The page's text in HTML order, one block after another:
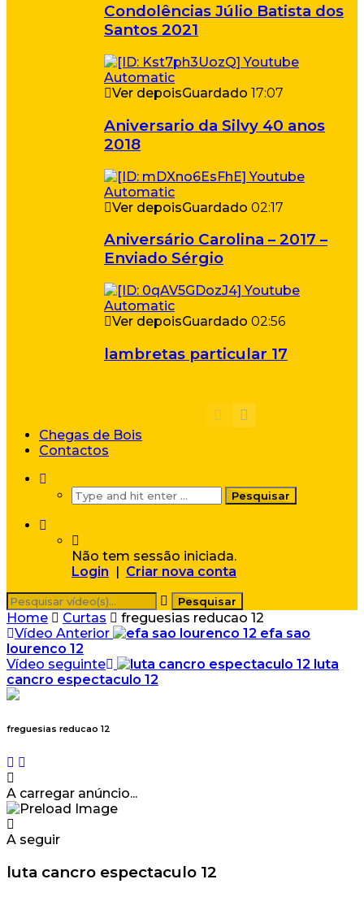
Condolências Júlio Batista dos
Santos 2021
Ver depoisGuardado 17:07
Aniversario da Silvy 40 anos
2018
Ver depoisGuardado 02:17
Aniversário Carolina – 2017 –
Enviado Sérgio
Ver depoisGuardado 02:56
lambretas particular 17
Chegas de Bois
Contactos
Não tem sessão iniciada.
Login
Criar nova conta
Home Curtas
freguesias reducao 12
Vídeo Anterior
efa sao
lourenco 12
Vídeo seguinte
luta
cancro espectaculo 12
freguesias reducao 12
A carregar anúncio...
A seguir
luta cancro espectaculo 12